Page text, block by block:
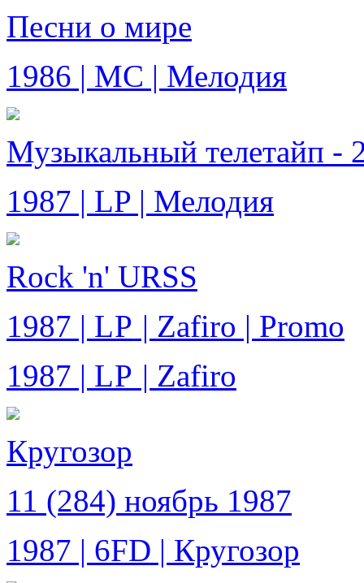
Песни о мире
1986 | MC | Мелодия
Музыкальный телетайп -
1987 | LP | Мелодия
Rock 'n' URSS
1987 | LP | Zafiro | Promo
1987 | LP | Zafiro
Кругозор
11 (284) ноябрь 1987
1987 | 6FD | Кругозор